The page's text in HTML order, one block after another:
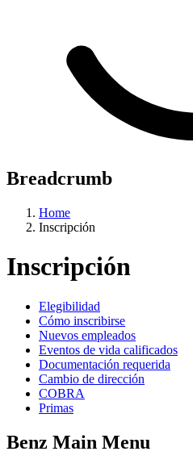
Breadcrumb
Home
Inscripción
Inscripción
Elegibilidad
Cómo inscribirse
Nuevos empleados
Eventos de vida calificados
Documentación requerida
Cambio de dirección
COBRA
Primas
Benz Main Menu